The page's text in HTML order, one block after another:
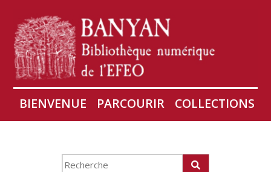
BIENVENUE PARCOURIR
COLLECTIONS
AIRES
CONSERVATION D'ANGKOR